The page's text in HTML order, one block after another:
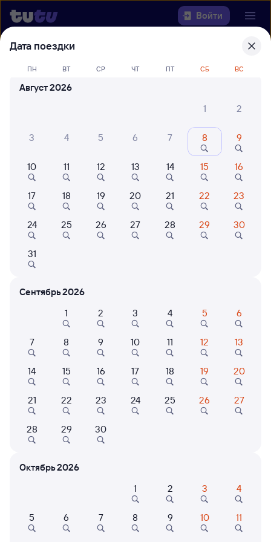
Войти
билеты Омск — Мангут
Найти поезда
Открыта продажа билетов на 5 ноября. Отправление и прибытие
по местному времени. Цены за 1 пассажира
Фирменный
069Ь Проходящий 9,2
Омск
Мангут
10:46 12:50
2 ч 4 м в пути
Дни следования ближайшие: 8, 9, 10 августа
Плацкарт
Выберите дату
Дата поездки
ПН ВТ СР ЧТ ПТ СБ ВС
Август 2026
1
2
3 4 5 6 7 8 9
10 11 12 13 14 15 16
17 18 19 20 21 22 23
24 25 26 27 28 29 30
31
Сентябрь 2026
1
2 3 4 5 6
7 8 9 10 11 12 13
14 15 16 17 18 19 20
21 22 23 24 25 26 27
28 29 30
Октябрь 2026
1
2 3 4
5 6 7 8 9 10 11